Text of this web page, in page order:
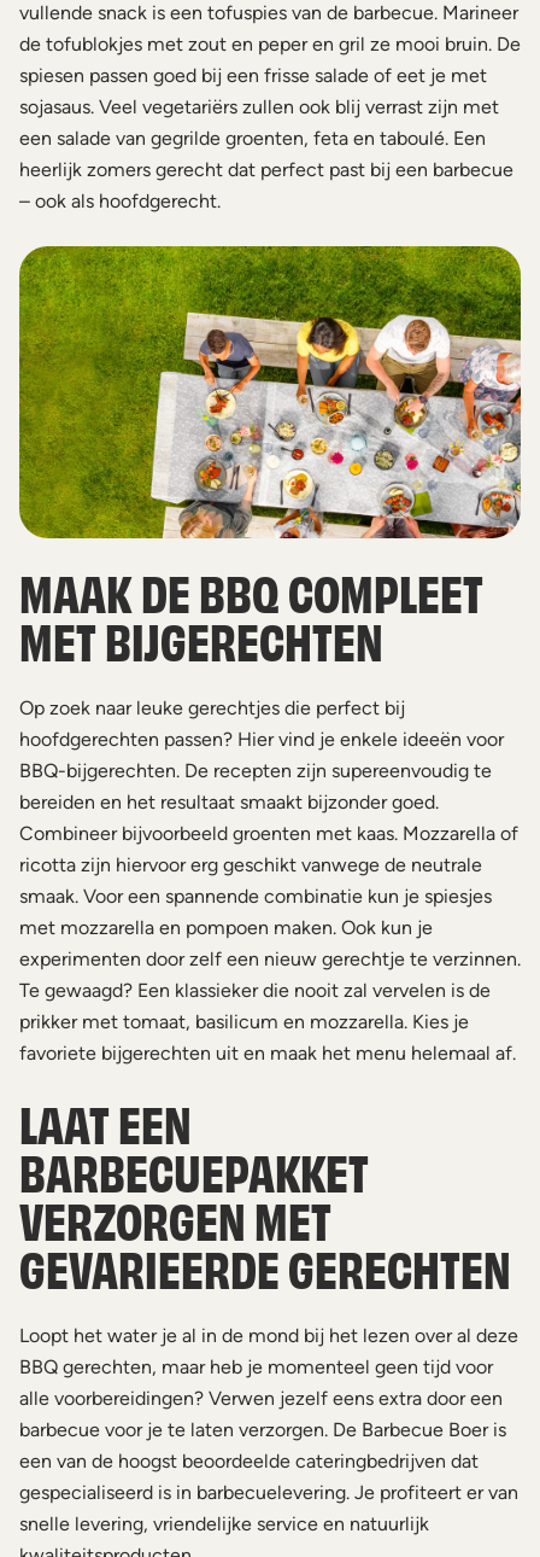
vullende snack is een tofuspies van de barbecue. Marineer
de tofublokjes met zout en peper en gril ze mooi bruin. De
spiesen passen goed bij een frisse salade of eet je met
sojasaus. Veel vegetariërs zullen ook blij verrast zijn met
een salade van gegrilde groenten, feta en taboulé. Een
heerlijk zomers gerecht dat perfect past bij een barbecue
– ook als hoofdgerecht.
MAAK DE BBQ COMPLEET
MET BIJGERECHTEN
Op zoek naar leuke gerechtjes die perfect bij
hoofdgerechten passen? Hier vind je enkele ideeën voor
BBQ-bijgerechten. De recepten zijn supereenvoudig te
bereiden en het resultaat smaakt bijzonder goed.
Combineer bijvoorbeeld groenten met kaas. Mozzarella of
ricotta zijn hiervoor erg geschikt vanwege de neutrale
smaak. Voor een spannende combinatie kun je spiesjes
met mozzarella en pompoen maken. Ook kun je
experimenten door zelf een nieuw gerechtje te verzinnen.
Te gewaagd? Een klassieker die nooit zal vervelen is de
prikker met tomaat, basilicum en mozzarella. Kies je
favoriete bijgerechten uit en maak het menu helemaal af.
LAAT EEN
BARBECUEPAKKET
VERZORGEN MET
GEVARIEERDE GERECHTEN
Loopt het water je al in de mond bij het lezen over al deze
BBQ gerechten, maar heb je momenteel geen tijd voor
alle voorbereidingen? Verwen jezelf eens extra door een
barbecue voor je te laten verzorgen. De Barbecue Boer is
een van de hoogst beoordeelde cateringbedrijven dat
gespecialiseerd is in barbecuelevering. Je profiteert er van
snelle levering, vriendelijke service en natuurlijk